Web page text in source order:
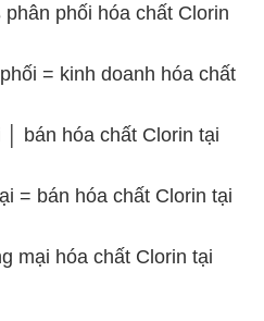
phối hóa chất Clorin
= kinh doanh hóa chất
bán hóa chất Clorin tại
= bán hóa chất Clorin tại
mại hóa chất Clorin tại